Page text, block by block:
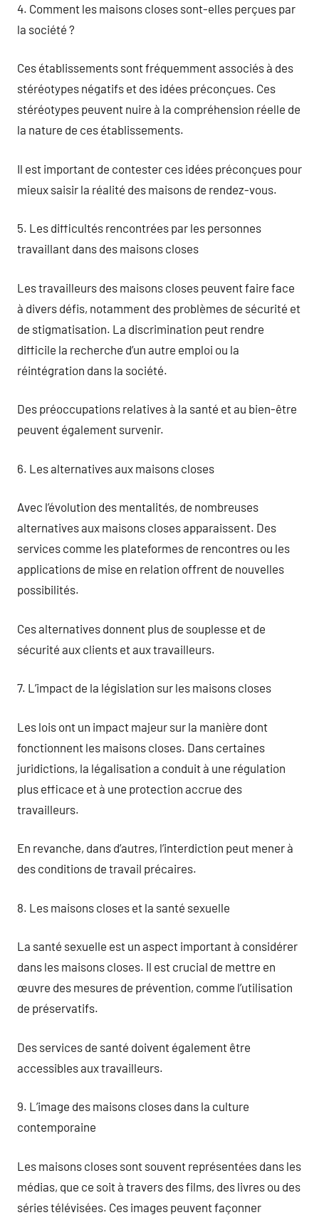
4. Comment les maisons closes sont-elles perçues par
la société ?
Ces établissements sont fréquemment associés à des
stéréotypes négatifs et des idées préconçues. Ces
stéréotypes peuvent nuire à la compréhension réelle de
la nature de ces établissements.
Il est important de contester ces idées préconçues pour
mieux saisir la réalité des maisons de rendez-vous.
5. Les difficultés rencontrées par les personnes
travaillant dans des maisons closes
Les travailleurs des maisons closes peuvent faire face
à divers défis, notamment des problèmes de sécurité et
de stigmatisation. La discrimination peut rendre
difficile la recherche d’un autre emploi ou la
réintégration dans la société.
Des préoccupations relatives à la santé et au bien-être
peuvent également survenir.
6. Les alternatives aux maisons closes
Avec l’évolution des mentalités, de nombreuses
alternatives aux maisons closes apparaissent. Des
services comme les plateformes de rencontres ou les
applications de mise en relation offrent de nouvelles
possibilités.
Ces alternatives donnent plus de souplesse et de
sécurité aux clients et aux travailleurs.
7. L’impact de la législation sur les maisons closes
Les lois ont un impact majeur sur la manière dont
fonctionnent les maisons closes. Dans certaines
juridictions, la légalisation a conduit à une régulation
plus efficace et à une protection accrue des
travailleurs.
En revanche, dans d’autres, l’interdiction peut mener à
des conditions de travail précaires.
8. Les maisons closes et la santé sexuelle
La santé sexuelle est un aspect important à considérer
dans les maisons closes. Il est crucial de mettre en
œuvre des mesures de prévention, comme l’utilisation
de préservatifs.
Des services de santé doivent également être
accessibles aux travailleurs.
9. L’image des maisons closes dans la culture
contemporaine
Les maisons closes sont souvent représentées dans les
médias, que ce soit à travers des films, des livres ou des
séries télévisées. Ces images peuvent façonner